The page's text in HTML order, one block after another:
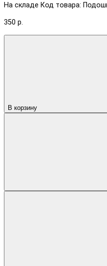
На складе Код товара:
350 р.
В корзину